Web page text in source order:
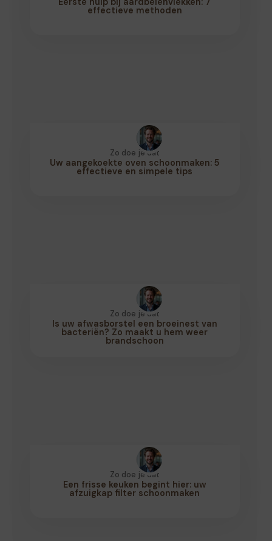
effectieve methoden
Zo doe je dat
Uw aangekoekte oven schoonmaken: 5
effectieve en simpele tips
Zo doe je dat
Is uw afwasborstel een broeinest van
bacteriën? Zo maakt u hem weer
brandschoon
Zo doe je dat
Een frisse keuken begint hier: uw
afzuigkap filter schoonmaken